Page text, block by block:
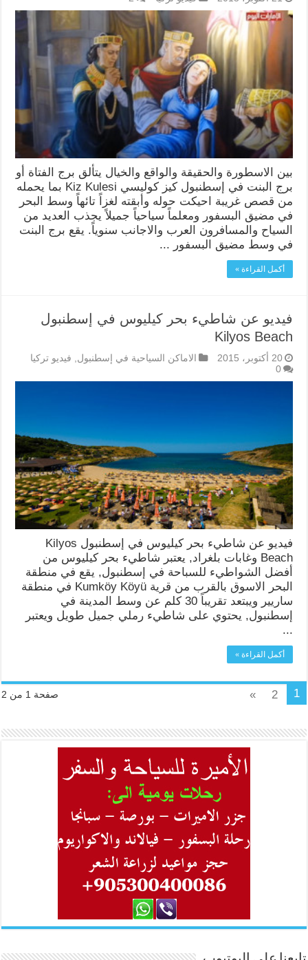
بين الاسطورة والحقيقة والواقع والخيال يتألق برج الفتاة أو
برج البنت في إسطنبول كيز كوليسي Kiz Kulesi بما يحمله
من قصص غريبة احيكت حوله وأبقته لغزاً تائهاً وسط البحر
في مضيق البسفور ومعلماً سياحياً جميلاً يجذب العديد من
السياح والمسافرون العرب والاجانب سنوياً. يقع برج البنت
في وسط مضيق البسفور ...
أكمل القراءة »
فيديو عن شاطيء بحر كيليوس في إسطنبول
Kilyos Beach
20 أكتوبر، 2015 الاماكن السياحية في إسطنبول
فيديو تركيا
0
فيديو عن شاطيء بحر كيليوس في إسطنبول Kilyos
Beach وغابات بلغراد, يعتبر شاطيء بحر كيليوس من
أفضل الشواطيء للسباحة في إسطنبول, يقع في منطقة
البحر الاسوق بالقرب من قرية Kumköy Köyü في منطقة
ساريير ويبتعد تقريباً 30 كلم عن وسط المدينة في
إسطنبول, يحتوي على شاطيء رملي جميل طويل ويعتبر
...
أكمل القراءة »
صفحة 1 من 2 1
2
»